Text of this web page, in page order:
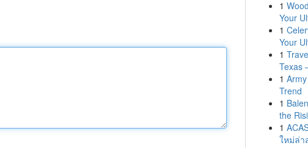
1
Your
1
Your
1
Texas
1
Trend
1
the
1
ใหม่ล่า